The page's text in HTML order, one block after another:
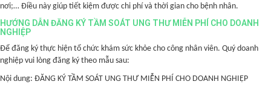
nơi;… Điều này giúp tiết kiệm được chi phí và thời gian cho bệnh nhân.
HƯỚNG DẪN ĐĂNG KÝ TẦM SOÁT UNG THƯ MIỄN PHÍ CHO DOANH
NGHIỆP
Để đăng ký thực hiện tổ chức khám sức khỏe cho công nhân viên. Quý doanh
nghiệp vui lòng đăng ký theo mẫu sau:
Nội dung: ĐĂNG KÝ TẦM SOÁT UNG THƯ MIỄN PHÍ CHO DOANH NGHIỆP